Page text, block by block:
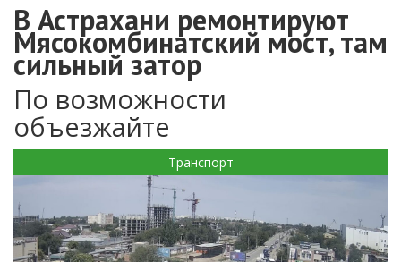
В Астрахани ремонтируют
Мясокомбинатский мост, там
сильный затор
По возможности
объезжайте
Транспорт